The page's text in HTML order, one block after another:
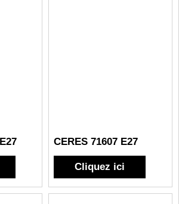
CERES 71607 E27
Cliquez ici